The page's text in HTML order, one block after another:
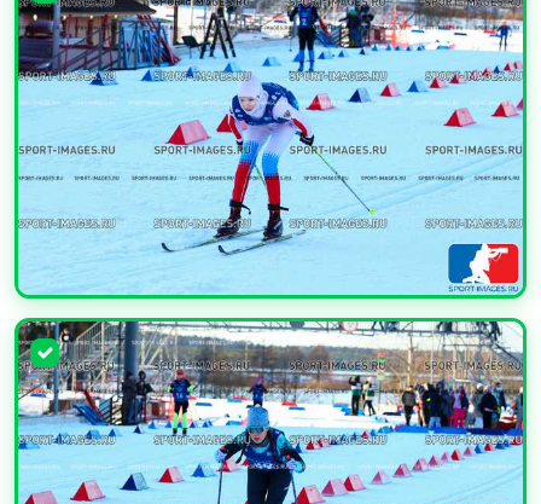
УВЕЛИЧИТЬ